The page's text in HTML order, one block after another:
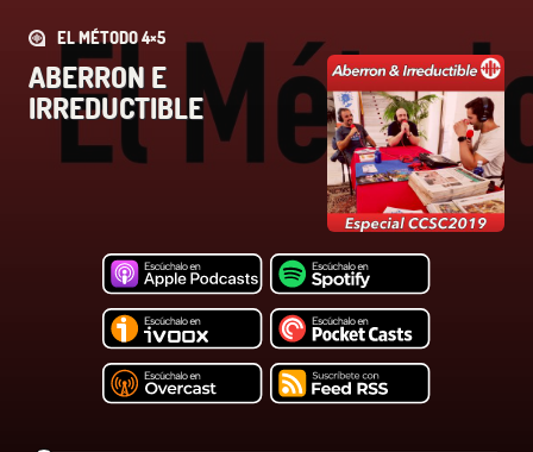
EL MÉTODO 4×5
ABERRON E
IRREDUCTIBLE